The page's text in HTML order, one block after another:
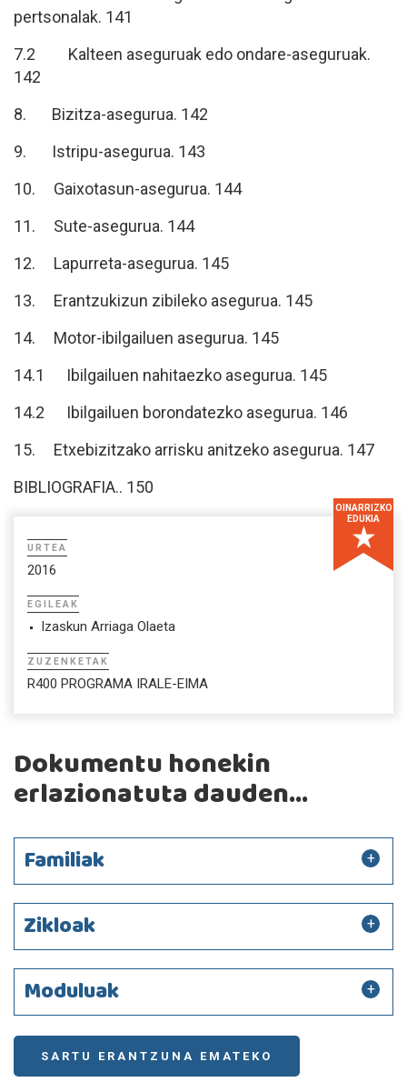
pertsonalak. 141
7.2 Kalteen aseguruak edo ondare-aseguruak.
142
8. Bizitza-asegurua. 142
9. Istripu-asegurua. 143
10. Gaixotasun-asegurua. 144
11. Sute-asegurua. 144
12. Lapurreta-asegurua. 145
13. Erantzukizun zibileko asegurua. 145
14. Motor-ibilgailuen asegurua. 145
14.1 Ibilgailuen nahitaezko asegurua. 145
14.2 Ibilgailuen borondatezko asegurua. 146
15. Etxebizitzako arrisku anitzeko asegurua. 147
BIBLIOGRAFIA.. 150
OINARRIZKO
EDUKIA
URTEA
2016
EGILEAK
Izaskun Arriaga Olaeta
ZUZENKETAK
R400 PROGRAMA IRALE-EIMA
Dokumentu honekin
erlazionatuta dauden...
Familiak
Zikloak
Moduluak
SARTU ERANTZUNA EMATEKO